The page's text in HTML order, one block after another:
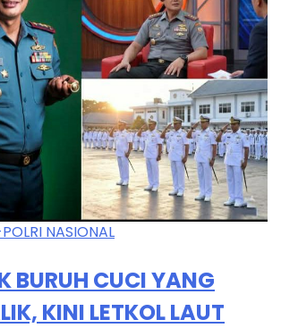
NASIONAL
BURUH CUCI YANG
KINI LETKOL LAUT